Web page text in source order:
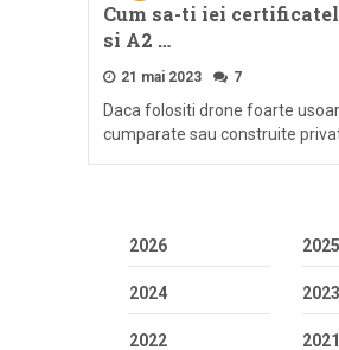
Cum sa-ti iei
si A2 …
21 mai 2023 7
Daca folositi drone foarte
cumparate sau construite
2026 2025
2024 2023
2022 2021